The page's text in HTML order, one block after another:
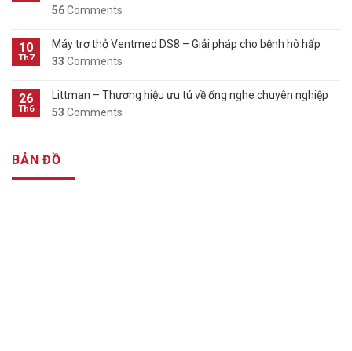
56Comments
10
Th7
Máy trợ thở Ventmed DS8 – Giải pháp cho bệnh hô hấp
33 Comments
26
Th6
Littman – Thương hiệu ưu tú về ống nghe chuyên nghiệp
53 Comments
BẢN ĐỒ